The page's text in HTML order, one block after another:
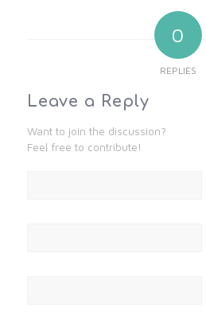
0
REPLIES
Leave a Reply
Want to join the discussion?
Feel free to contribute!